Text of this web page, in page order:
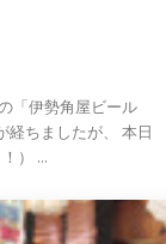
経ちましたが、 本日
） ...